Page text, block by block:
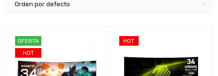
Orden por defecto
OFERTA
HOT
HOT